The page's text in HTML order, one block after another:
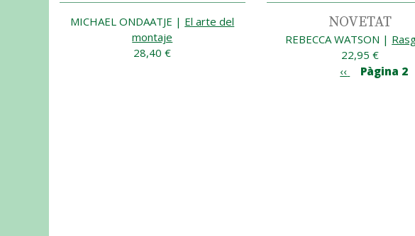
MICHAEL ONDAATJE | El arte del
montaje
28,40 €
NOVETAT
REBECCA WATSON |
22,95 €
Pàgina
‹‹ Pàgina 2